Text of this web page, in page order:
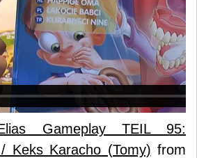
Gameplay TEIL 95:
Keks Karacho (Tomy) from